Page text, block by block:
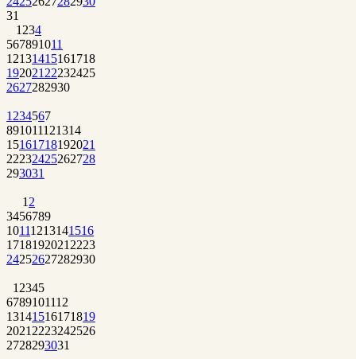
31
1 234
567891011
12131415161718
192021 22232425
2627282930
1 234567
891011121314
15161718192021
22232425262728
293031
1 2
3456789
10111213141516
1718192021 2223
24252627282930
1 2345
6789101112
13141516171819
2021 2223242526
2728293031